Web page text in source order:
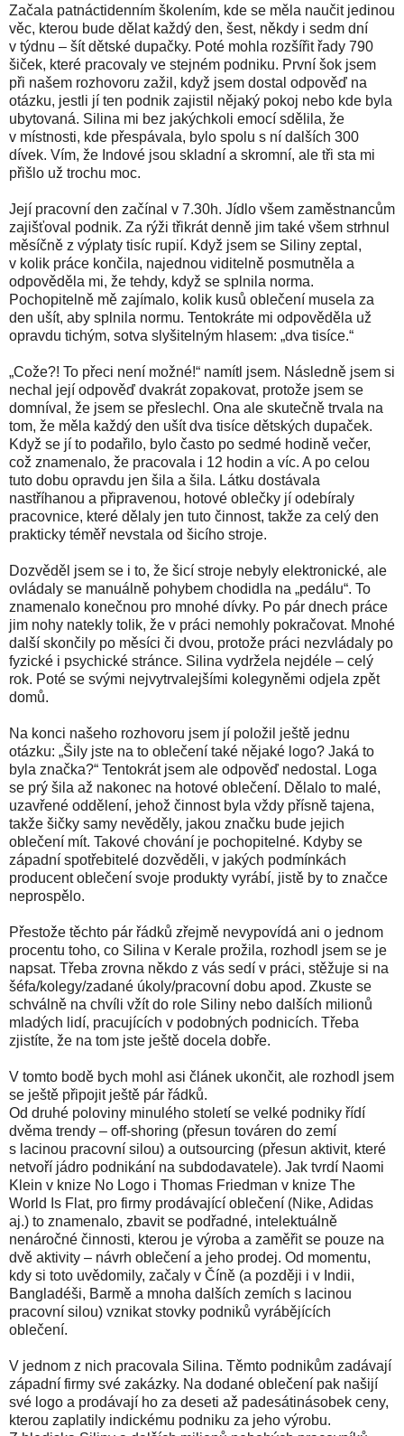
Začala patnáctidenním školením, kde se měla naučit jedinou
věc, kterou bude dělat každý den, šest, někdy i sedm dní
v týdnu – šít dětské dupačky. Poté mohla rozšířit řady 790
šiček, které pracovaly ve stejném podniku. První šok jsem
při našem rozhovoru zažil, když jsem dostal odpověď na
otázku, jestli jí ten podnik zajistil nějaký pokoj nebo kde byla
ubytovaná. Silina mi bez jakýchkoli emocí sdělila, že
v místnosti, kde přespávala, bylo spolu s ní dalších 300
dívek. Vím, že Indové jsou skladní a skromní, ale tři sta mi
přišlo už trochu moc.
Její pracovní den začínal v 7.30h. Jídlo všem zaměstnancům
zajišťoval podnik. Za rýži třikrát denně jim také všem strhnul
měsíčně z výplaty tisíc rupií. Když jsem se Siliny zeptal,
v kolik práce končila, najednou viditelně posmutněla a
odpověděla mi, že tehdy, když se splnila norma.
Pochopitelně mě zajímalo, kolik kusů oblečení musela za
den ušít, aby splnila normu. Tentokráte mi odpověděla už
opravdu tichým, sotva slyšitelným hlasem: „dva tisíce.“
„Cože?! To přeci není možné!“ namítl jsem. Následně jsem si
nechal její odpověď dvakrát zopakovat, protože jsem se
domníval, že jsem se přeslechl. Ona ale skutečně trvala na
tom, že měla každý den ušít dva tisíce dětských dupaček.
Když se jí to podařilo, bylo často po sedmé hodině večer,
což znamenalo, že pracovala i 12 hodin a víc. A po celou
tuto dobu opravdu jen šila a šila. Látku dostávala
nastříhanou a připravenou, hotové oblečky jí odebíraly
pracovnice, které dělaly jen tuto činnost, takže za celý den
prakticky téměř nevstala od šicího stroje.
Dozvěděl jsem se i to, že šicí stroje nebyly elektronické, ale
ovládaly se manuálně pohybem chodidla na „pedálu“. To
znamenalo konečnou pro mnohé dívky. Po pár dnech práce
jim nohy natekly tolik, že v práci nemohly pokračovat. Mnohé
další skončily po měsíci či dvou, protože práci nezvládaly po
fyzické i psychické stránce. Silina vydržela nejdéle – celý
rok. Poté se svými nejvytrvalejšími kolegyněmi odjela zpět
domů.
Na konci našeho rozhovoru jsem jí položil ještě jednu
otázku: „Šily jste na to oblečení také nějaké logo? Jaká to
byla značka?“ Tentokrát jsem ale odpověď nedostal. Loga
se prý šila až nakonec na hotové oblečení. Dělalo to malé,
uzavřené oddělení, jehož činnost byla vždy přísně tajena,
takže šičky samy nevěděly, jakou značku bude jejich
oblečení mít. Takové chování je pochopitelné. Kdyby se
západní spotřebitelé dozvěděli, v jakých podmínkách
producent oblečení svoje produkty vyrábí, jistě by to značce
neprospělo.
Přestože těchto pár řádků zřejmě nevypovídá ani o jednom
procentu toho, co Silina v Kerale prožila, rozhodl jsem se je
napsat. Třeba zrovna někdo z vás sedí v práci, stěžuje si na
šéfa/kolegy/zadané úkoly/pracovní dobu apod. Zkuste se
schválně na chvíli vžít do role Siliny nebo dalších milionů
mladých lidí, pracujících v podobných podnicích. Třeba
zjistíte, že na tom jste ještě docela dobře.
V tomto bodě bych mohl asi článek ukončit, ale rozhodl jsem
se ještě připojit ještě pár řádků.
Od druhé poloviny minulého století se velké podniky řídí
dvěma trendy – off-shoring (přesun továren do zemí
s lacinou pracovní silou) a outsourcing (přesun aktivit, které
netvoří jádro podnikání na subdodavatele). Jak tvrdí Naomi
Klein v knize No Logo i Thomas Friedman v knize The
World Is Flat, pro firmy prodávající oblečení (Nike, Adidas
aj.) to znamenalo, zbavit se podřadné, intelektuálně
nenáročné činnosti, kterou je výroba a zaměřit se pouze na
dvě aktivity – návrh oblečení a jeho prodej. Od momentu,
kdy si toto uvědomily, začaly v Číně (a později i v Indii,
Bangladéši, Barmě a mnoha dalších zemích s lacinou
pracovní silou) vznikat stovky podniků vyrábějících
oblečení.
V jednom z nich pracovala Silina. Těmto podnikům zadávají
západní firmy své zakázky. Na dodané oblečení pak našijí
své logo a prodávají ho za deseti až padesátinásobek ceny,
kterou zaplatily indickému podniku za jeho výrobu.